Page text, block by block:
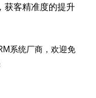
获客精准度的提升
系统厂商，欢迎免